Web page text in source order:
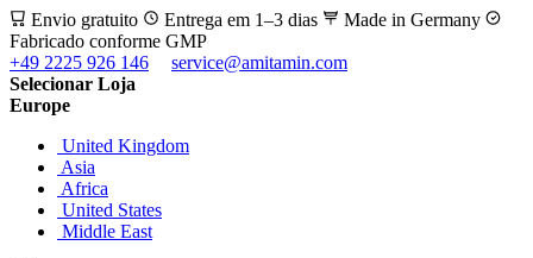
Envio gratuito Entrega em 1–3 dias
Made in Germany
Fabricado conforme GMP
+49 2225 926 146
service@amitamin.com
Selecionar Loja
Europe
United Kingdom
Asia
Africa
United States
Middle East